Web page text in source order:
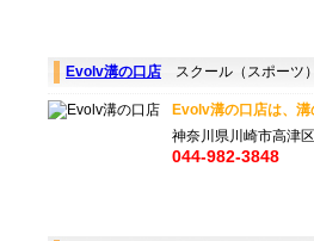
Evolv溝の口店 スクール（スポーツ）
Evolv溝の口店は、
神奈川県川崎市高津
044-982-3848